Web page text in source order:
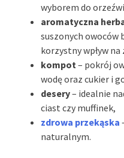
wyborem do
aromatyczna
suszonych owoców
korzystny wpływ na
kompot – pokrój
wodę oraz cukier i
desery– idealnie
ciast czy muffinek,
zdrowa przekąska
naturalnym.